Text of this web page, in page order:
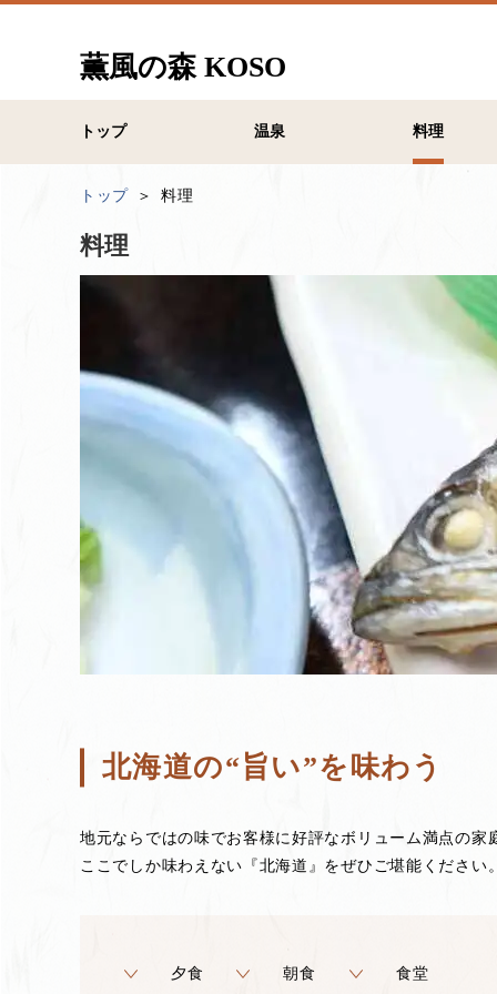
薫風の森 KOSO
トップ 温泉 料理
トップ 料理
料理
北海道の“旨い”を味わう
地元ならではの味でお客様に好評なボリューム満点の家
ここでしか味わえない『北海道』をぜひご堪能ください
夕食 朝食 食堂